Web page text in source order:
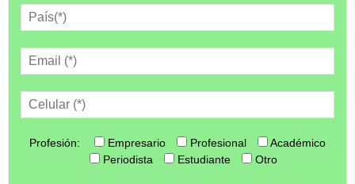
Profesión: Empresario Profesional
Académico
Periodista
Estudiante Otro